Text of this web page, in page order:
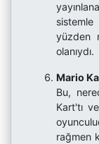
yüzden
olanıydı.
Mario
Bu,
Kart'tı
rağmen